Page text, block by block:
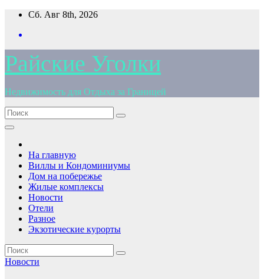
Перейти
содержимому
Сб. Авг 8th, 2026
Райские Уголки
Недвижимость для Отдыха за Границей
На главную
Виллы и Кондоминиумы
Дом на побережье
Жилые комплексы
Новости
Отели
Разное
Экзотические курорты
Новости